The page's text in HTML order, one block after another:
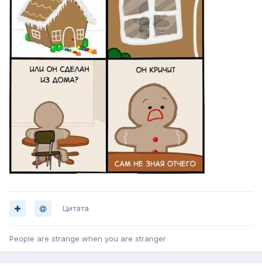
Цитата
People are strange when you are stranger